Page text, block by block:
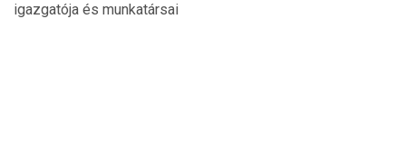
igazgatója és munkatársai